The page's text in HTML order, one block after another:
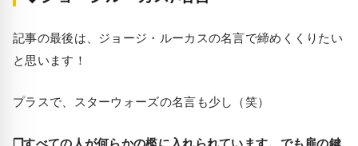
記事の最後は、ジョージ・ルーカスの名言で締めくくりたい
と思います！
プラスで、スターウォーズの名言も少し（笑）
❒すべての人が何らかの檻に入れられています。でも扉の鍵